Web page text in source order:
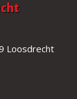
Loosdrecht